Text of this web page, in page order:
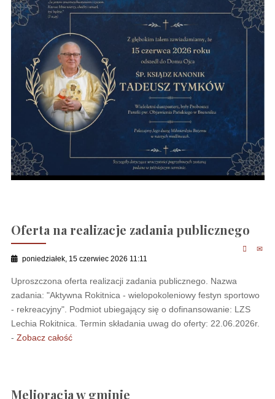
Oferta na realizacje zadania publicznego
poniedziałek, 15 czerwiec 2026 11:11
Uproszczona oferta realizacji zadania publicznego. Nazwa
zadania: "Aktywna Rokitnica - wielopokoleniowy festyn sportowo
- rekreacyjny". Podmiot ubiegający się o dofinansowanie: LZS
Lechia Rokitnica. Termin składania uwag do oferty: 22.06.2026r.
- Zobacz całość
Melioracja w gminie